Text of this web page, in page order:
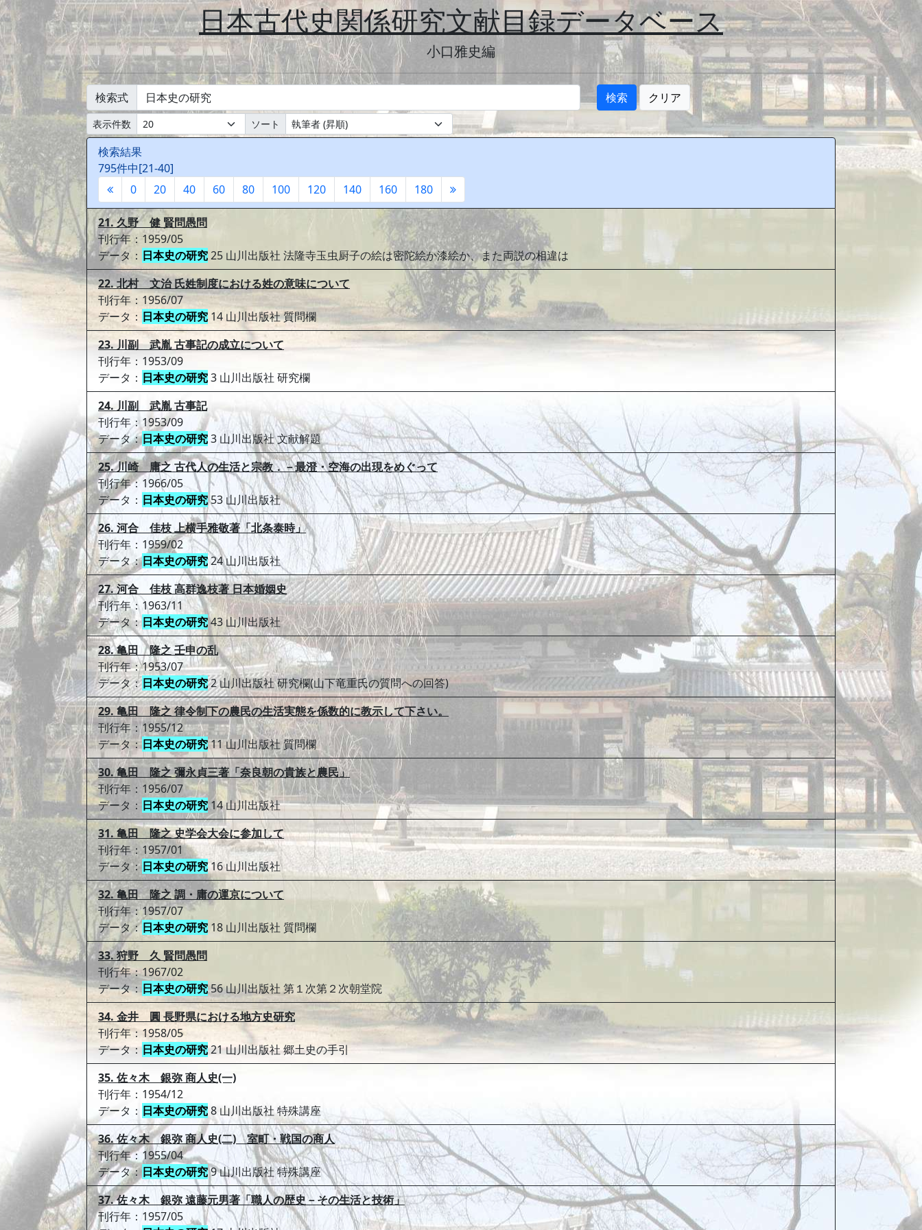
日本古代史関係研究文献目録データベース
小口雅史編
検索式 検索 クリア
表示件数 ソート
検索結果
795件中[21-40]
0
20 40 60 80 100 120 140 160 180
21. 久野 健 賢問愚問
刊行年：1959/05
データ： 日本史の研究25 山川出版社 法隆寺玉虫厨子の絵は密陀絵か漆絵か、また両説の相違は
22. 北村 文治 氏姓制度における姓の意味について
刊行年：1956/07
データ： 日本史の研究 14 山川出版社 質問欄
23. 川副 武胤 古事記の成立について
刊行年：1953/09
データ： 日本史の研究3 山川出版社 研究欄
24. 川副 武胤 古事記
刊行年：1953/09
データ：日本史の研究3 山川出版社 文献解題
25. 川崎 庸之 古代人の生活と宗教．－最澄・空海の出現をめぐって
刊行年：1966/05
データ： 日本史の研究53 山川出版社
26. 河合 佳枝 上横手雅敬著「北条泰時」
刊行年：1959/02
データ：日本史の研究24 山川出版社
27. 河合 佳枝 高群逸枝著 日本婚姻史
刊行年：1963/11
データ：日本史の研究43 山川出版社
28. 亀田 隆之 壬申の乱
刊行年：1953/07
データ：日本史の研究2 山川出版社 研究欄(山下竜重氏の質問への回答)
29. 亀田 隆之 律令制下の農民の生活実態を係数的に教示して下さい。
刊行年：1955/12
データ：日本史の研究11 山川出版社 質問欄
30. 亀田 隆之 彌永貞三著「奈良朝の貴族と農民」
刊行年：1956/07
データ： 日本史の研究 14 山川出版社
31. 亀田 隆之 史学会大会に参加して
刊行年：1957/01
データ：日本史の研究16 山川出版社
32. 亀田 隆之 調・庸の運京について
刊行年：1957/07
データ：日本史の研究 18 山川出版社 質問欄
33. 狩野 久 賢問愚問
刊行年：1967/02
データ： 日本史の研究56 山川出版社 第１次第２次朝堂院
34. 金井 圓 長野県における地方史研究
刊行年：1958/05
データ：日本史の研究21 山川出版社 郷土史の手引
35. 佐々木 銀弥 商人史(一)
刊行年：1954/12
データ： 日本史の研究8 山川出版社 特殊講座
36. 佐々木 銀弥 商人史(二) 室町・戦国の商人
刊行年：1955/04
データ：日本史の研究9 山川出版社 特殊講座
37. 佐々木 銀弥 遠藤元男著「職人の歴史－その生活と技術」
刊行年：1957/05